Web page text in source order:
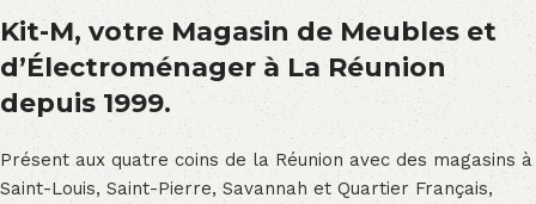
Kit-M, votre Magasin de Meubles et
d’Électroménager à La Réunion
depuis 1999.
Présent aux quatre coins de la Réunion avec des magasins à
Saint-Louis, Saint-Pierre, Savannah et Quartier Français,